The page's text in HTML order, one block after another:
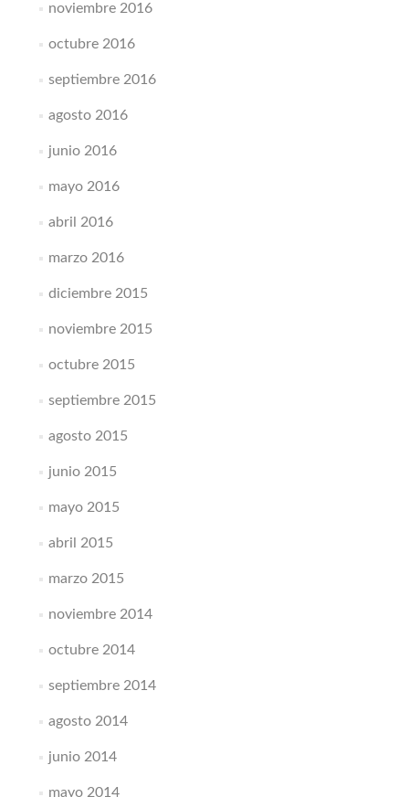
noviembre 2016
octubre 2016
septiembre 2016
agosto 2016
junio 2016
mayo 2016
abril 2016
marzo 2016
diciembre 2015
noviembre 2015
octubre 2015
septiembre 2015
agosto 2015
junio 2015
mayo 2015
abril 2015
marzo 2015
noviembre 2014
octubre 2014
septiembre 2014
agosto 2014
junio 2014
mayo 2014